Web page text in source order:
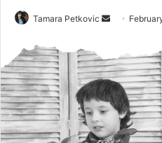
Tamara Petkovic
Send